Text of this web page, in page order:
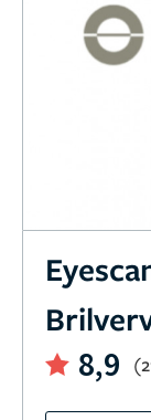
8,9